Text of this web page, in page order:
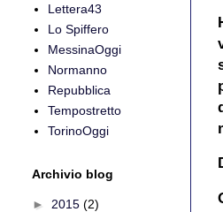
Lettera43
Lo Spiffero
MessinaOggi
Normanno
Repubblica
Tempostretto
TorinoOggi
Archivio blog
► 2015 (2)